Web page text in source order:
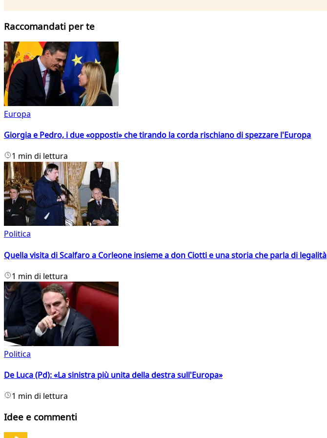
Raccomandati per te
Europa
Giorgia e Pedro, i due «opposti» che tirando la corda rischiano di spezzare l'Europa
1 min di lettura
Politica
Quella visita di Scalfaro a Corleone insieme a don Ciotti e una storia che parla di legalità
1 min di lettura
Politica
De Luca (Pd): «La sinistra più unita della destra sull'Europa»
1 min di lettura
Idee e commenti